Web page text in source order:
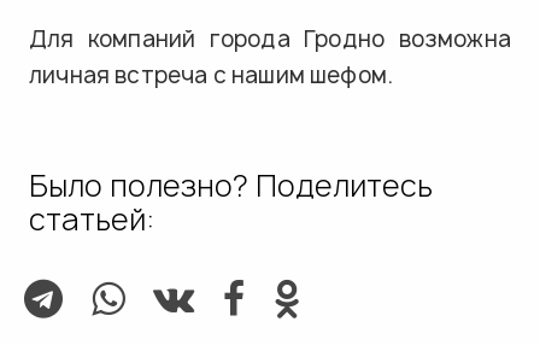
Для компаний города Гродно возможна
личная встреча с нашим шефом.
Было полезно? Поделитесь
статьей: